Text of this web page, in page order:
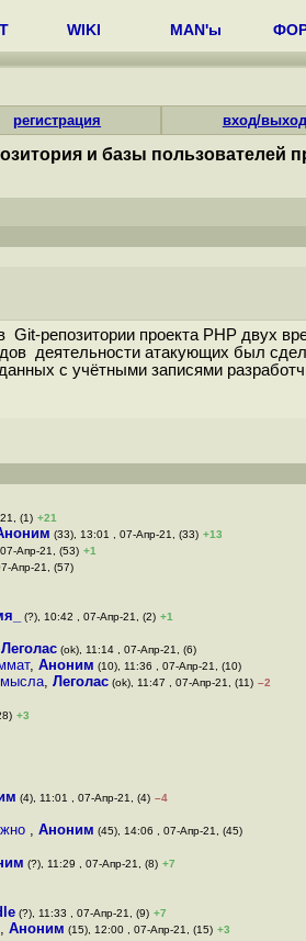
WIKI MAN'ы
регистрация вход/выход
и базы пользователей
репозитории проекта PHP двух
деятельности атакующих был
с учётными записями
(1) +21
(33), 13:01 , 07-Апр-21, (33) +13
Апр-21, (53) +1
Апр-21, (57)
(?), 10:42 , 07-Апр-21, (2) +1
Леголас (ok), 11:14 , 07-Апр-21, (6)
, Аноним (10), 11:36 , 07-Апр-21, (10)
, Леголас (ok), 11:47 , 07-Апр-21, (11) –2
+3
(4), 11:01 , 07-Апр-21, (4) –4
, Аноним (45), 14:06 , 07-Апр-21, (45)
(?), 11:29 , 07-Апр-21, (8) +7
(?), 11:33 , 07-Апр-21, (9) +7
, Аноним (15), 12:00 , 07-Апр-21, (15) +3